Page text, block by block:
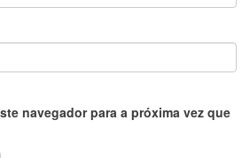
navegador para a próxima vez que